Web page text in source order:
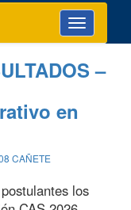
Toggle
navigation
–
en
CAÑETE
los